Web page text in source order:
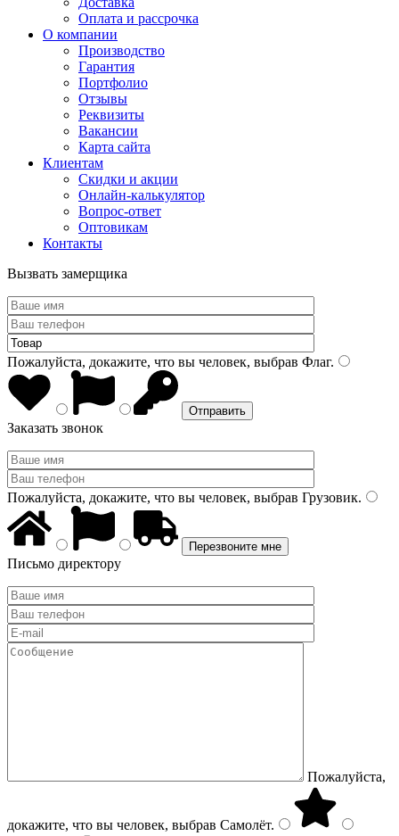
Оплата и рассрочка
О компании
Производство
Гарантия
Портфолио
Отзывы
Реквизиты
Вакансии
Карта сайта
Клиентам
Скидки и акции
Онлайн-калькулятор
Вопрос-ответ
Оптовикам
Контакты
Вызвать замерщика
Пожалуйста, докажите, что вы человек, выбрав Флаг.
Заказать звонок
Пожалуйста, докажите, что вы человек, выбрав Грузовик.
Письмо директору
Пожалуйста,
докажите, что вы человек, выбрав Самолёт.